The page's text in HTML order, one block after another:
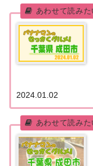
2024.01.02